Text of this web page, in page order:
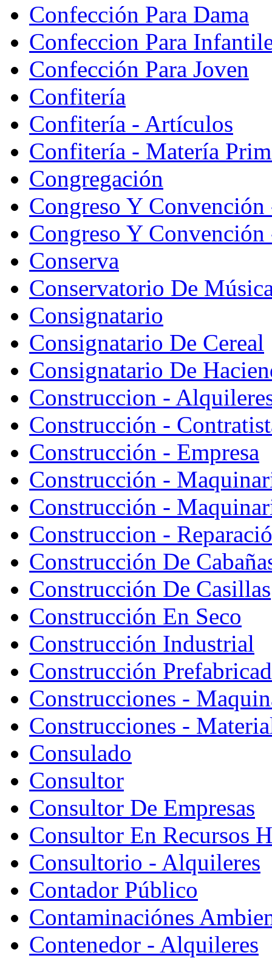
Confección Para Dama
Confeccion Para
Confección Para Joven
Confitería
Confitería - Artículos
Confitería - Matería
Congregación
Congreso Y Convención
Congreso Y
Conserva
Conservatorio De
Consignatario
Consignatario De Cereal
Consignatario De
Construccion -
Construcción -
Construcción - Empresa
Construcción -
Construcción -
Construccion -
Construcción De
Construcción De Casillas
Construcción En Seco
Construcción Industrial
Construcción
Construcciones -
Construcciones -
Consulado
Consultor
Consultor De Empresas
Consultor En Recursos
Consultorio - Alquileres
Contador Público
Contaminaciónes
Contenedor - Alquileres